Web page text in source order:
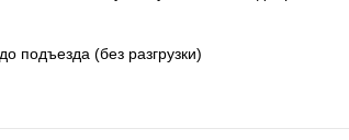
подъезда (без разгрузки)